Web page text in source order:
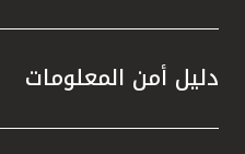
دليل أمن المعلومات